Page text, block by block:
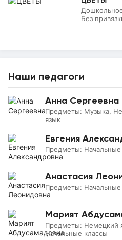
Без
Наши педагоги
Анна Сергеевна
Предметы: Музыка,
язык
Евгения
Предметы:
Анастасия
Предметы:
Марият
Предметы: Немецкий
Начальные классы